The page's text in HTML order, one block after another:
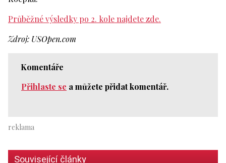
Průběžné výsledky po 2. kole najdete zde.
Zdroj: USOpen.com
Komentáře
Přihlaste se a můžete přidat komentář.
Související články